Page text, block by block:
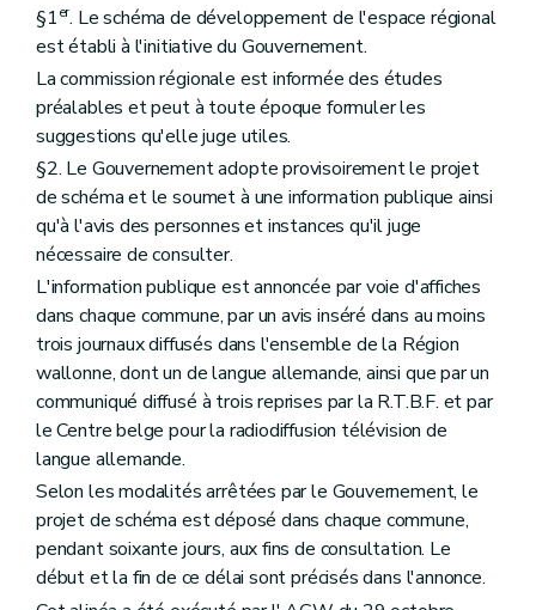
Art. 267
Art. 268
Art. 269
Art. 270
Chapitre IV ter
De la liste des modifications d'utilisation de bâtiments subordonnées à permis
Art. 271
Chapitre IVquater
Du boisement subordonné à permis
Chapitre V Des fonctionnaires délégués pour l'application des articles 42, 43, 45, 48 et 50 à 55 (lire articles 84, 89, 99, 107 à 109, 115, 116, 118 et 127)
Art. 272
Art. 273
Chapitre VI (De la liste des personnes de droit public et des actes et travaux d'utilité publique pour laquelle les permis d'urbanisme et de lotir sont délivrés par le Gouvernement ou le fonctionnaire délégué (
Art. 274
Art. 274bis
Art. 275 et 276
Art. 277 et 278
Chapitre VIbis
(Des conditions dans lesquelles une personne physique ou morale ou une association de personnes physiques peut être chargée de l'élaboration, de la révision ou de la modification des plans d'aménagement des schémas et des règlements d'urbanisme
Art. 279
Art. 280
Art. 281
Art. 282
Art. 283
Art. 283/1
Art. 283/2
Art. 283/3
Art. 283/4
Chapitre VII De la composition du dossier de demande de permis de bâtir
§1er. Le schéma de développement de l'espace régional
est établi à l'initiative du Gouvernement.
La commission régionale est informée des études
préalables et peut à toute époque formuler les
suggestions qu'elle juge utiles.
§2. Le Gouvernement adopte provisoirement le projet
de schéma et le soumet à une information publique ainsi
qu'à l'avis des personnes et instances qu'il juge
nécessaire de consulter.
L'information publique est annoncée par voie d'affiches
dans chaque commune, par un avis inséré dans au moins
trois journaux diffusés dans l'ensemble de la Région
wallonne, dont un de langue allemande, ainsi que par un
communiqué diffusé à trois reprises par la R.T.B.F. et par
le Centre belge pour la radiodiffusion télévision de
langue allemande.
Selon les modalités arrêtées par le Gouvernement, le
projet de schéma est déposé dans chaque commune,
pendant soixante jours, aux fins de consultation. Le
début et la fin de ce délai sont précisés dans l'annonce.